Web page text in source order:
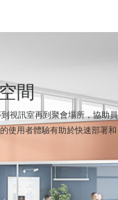
間
視訊室再到聚會場所，協助員
使用者體驗有助於快速部署和